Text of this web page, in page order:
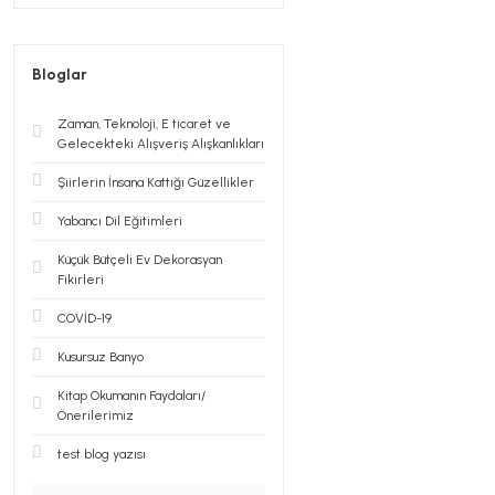
Bloglar
Zaman, Teknoloji, E ticaret ve
Gelecekteki Alışveriş Alışkanlıkları
Şiirlerin İnsana Kattığı Güzellikler
Yabancı Dil Eğitimleri
Küçük Bütçeli Ev Dekorasyan
Fikirleri
COVİD-19
Kusursuz Banyo
Kitap Okumanın Faydaları/
Önerilerimiz
test blog yazısı